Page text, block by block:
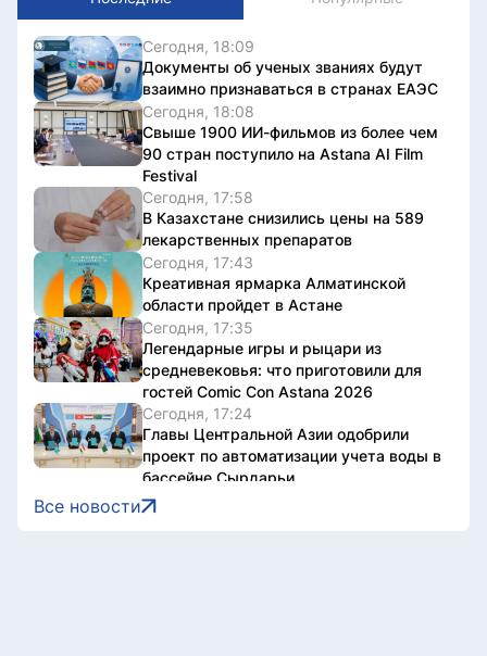
Сегодня, 18:09
Документы об ученых званиях будут
взаимно признаваться в странах ЕАЭС
Сегодня, 18:08
Свыше 1900 ИИ-фильмов из более чем
90 стран поступило на Astana AI Film
Festival
Сегодня, 17:58
В Казахстане снизились цены на 589
лекарственных препаратов
Сегодня, 17:43
Креативная ярмарка Алматинской
области пройдет в Астане
Сегодня, 17:35
Легендарные игры и рыцари из
средневековья: что приготовили для
гостей Comic Con Astana 2026
Сегодня, 17:24
Главы Центральной Азии одобрили
проект по автоматизации учета воды в
бассейне Сырдарьи
Сегодня, 17:09
У граждан высокие ожидания от
Все новости